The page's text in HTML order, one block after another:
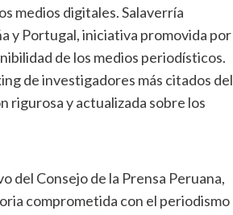
medios digitales. Salaverría
y Portugal, iniciativa promovida por
de los medios periodísticos.
de investigadores más citados del
rigurosa y actualizada sobre los
del Consejo de la Prensa Peruana,
comprometida con el periodismo